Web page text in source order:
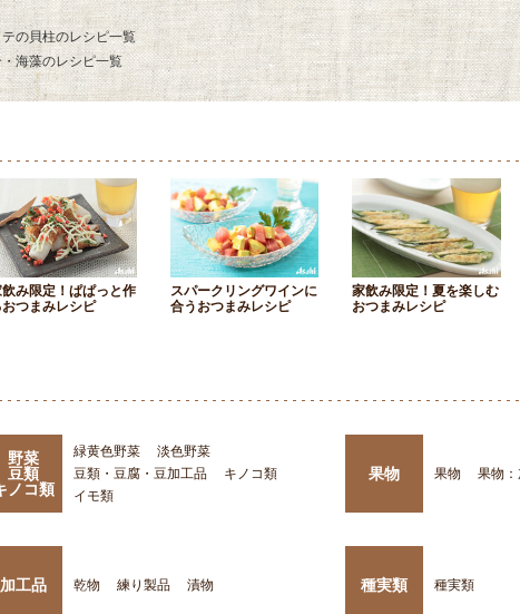
の貝柱のレシピ一覧
海藻のレシピ一覧
み限定！ぱぱっと作
おつまみレシピ
スパークリングワインに
合うおつまみレシピ
家飲み限定！夏を楽しむ
おつまみレシピ
野菜
豆類
ノコ類
緑黄色野菜
淡色野菜
豆類・豆腐・豆加工品
キノコ類
イモ類
果物 果物 果物
加工品 乾物 練り製品 漬物 種実類 種実類